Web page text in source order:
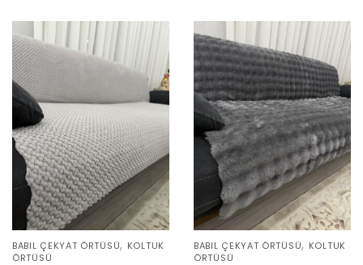
BABIL ÇEKYAT ÖRTÜSÜ, KOLTUK
ÖRTÜSÜ
BABIL ÇEKYAT ÖRTÜSÜ, KOLTUK
ÖRTÜSÜ